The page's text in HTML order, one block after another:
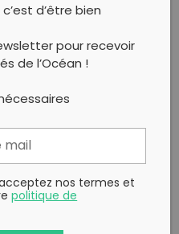
Partager sur Facebook
d’être bien
pour recevoir
de l’Océan !
nos termes et
politique de